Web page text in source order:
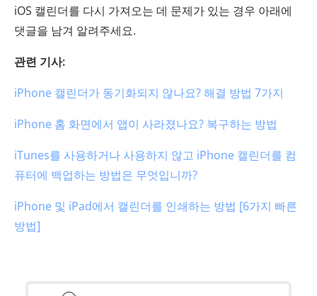
iOS 캘린더를 다시 가져오는 데 문제가 있는 경우 아래에
댓글을 남겨 알려주세요.
관련 기사:
iPhone 캘린더가 동기화되지 않나요? 해결 방법 7가지
iPhone 홈 화면에서 앱이 사라졌나요? 복구하는 방법
iTunes를 사용하거나 사용하지 않고 iPhone 캘린더를 컴
퓨터에 백업하는 방법은 무엇입니까?
iPhone 및 iPad에서 캘린더를 인쇄하는 방법 [6가지 빠른
방법]